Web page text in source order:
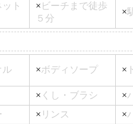
ト
× ビーチまで徒歩
５分
×
ル ×ボディソープ ×
× くし・ブラシ ×
× リンス ×